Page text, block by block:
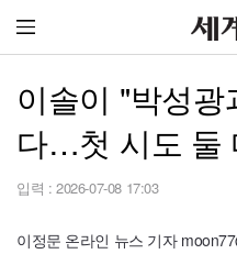
이솔이 "박성
다…첫 시도 둘
입력 : 2026-07-08 17:03
이정문 온라인 뉴스 기자